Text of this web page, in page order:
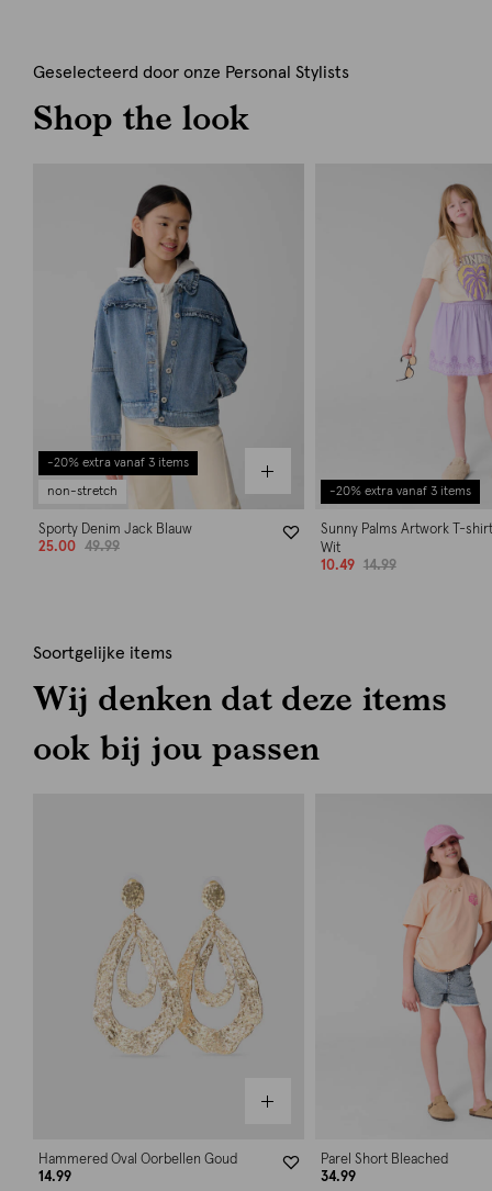
Geselecteerd door onze Personal Stylists
Shop the look
-20% extra vanaf 3 items
non-stretch
Sporty Denim Jack Blauw
25.00
49.99
-20% extra vanaf 3 items
Sunny Palms Artwork T-
Wit
10.49
14.99
Soortgelijke items
Wij denken dat deze items
ook bij jou passen
Hammered Oval Oorbellen Goud
14.99
Parel Short Bleached
34.99